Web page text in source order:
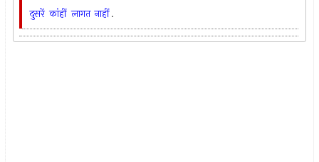
दुसरें कांहीं लागत नाहीं.